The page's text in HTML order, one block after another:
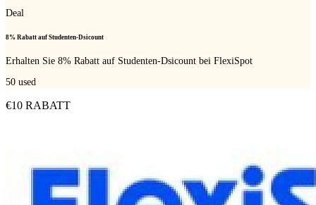
Deal
8% Rabatt auf Studenten-Dsicount
Erhalten Sie 8% Rabatt auf Studenten-Dsicount bei FlexiSpot
50 used
€10 RABATT